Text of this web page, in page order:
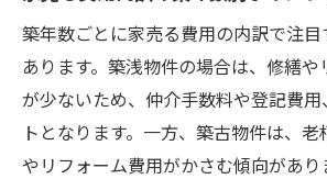
築年数ごとに家売る費用の内訳で注
あります。築浅物件の場合は、修繕
が少ないため、仲介手数料や登記費
トとなります。一方、築古物件は、
やリフォーム費用がかさむ傾向があり